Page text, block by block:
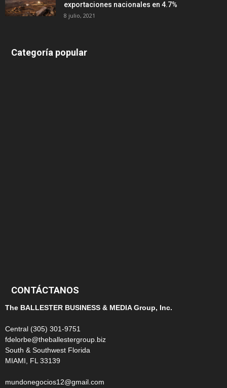
exportaciones nacionales en 4.7%
8 julio, 2021
Categoría popular
CONTÁCTANOS
The BALLESTER BUSINESS & MEDIA Group, Inc.
Central (305) 301-9751
fdelorbe@theballestergroup.biz
South & Southwest Florida
MIAMI, FL 33139
mundonegocios12@gmail.com